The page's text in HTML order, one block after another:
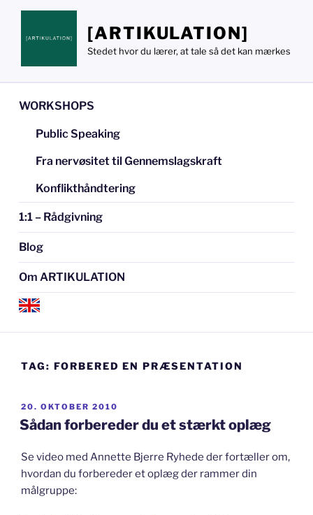
Videre
indhold
[ARTIKULATION]
Stedet hvor du lærer, at tale så det kan mærkes
WORKSHOPS
Public Speaking
Fra nervøsitet til Gennemslagskraft
Konflikthåndtering
1:1 – Rådgivning
Blog
Om ARTIKULATION
TAG: FORBERED EN PRÆSENTATION
UDGIVET
DEN
20. OKTOBER 2010
Sådan forbereder du et stærkt oplæg
Se video med Annette Bjerre Ryhede der fortæller om,
hvordan du forbereder et oplæg der rammer din
målgruppe: